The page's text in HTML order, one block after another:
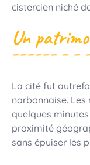
cistercien niché
Un
La cité fut
narbonnaise.
quelques
proximité
sans épuiser les